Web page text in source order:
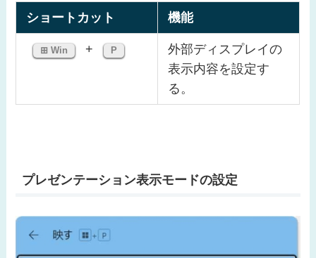
ショートカット 機能
⊞ Win + P
外部ディスプレイの
表示内容を設定す
る。
プレゼンテーション表示モードの設定